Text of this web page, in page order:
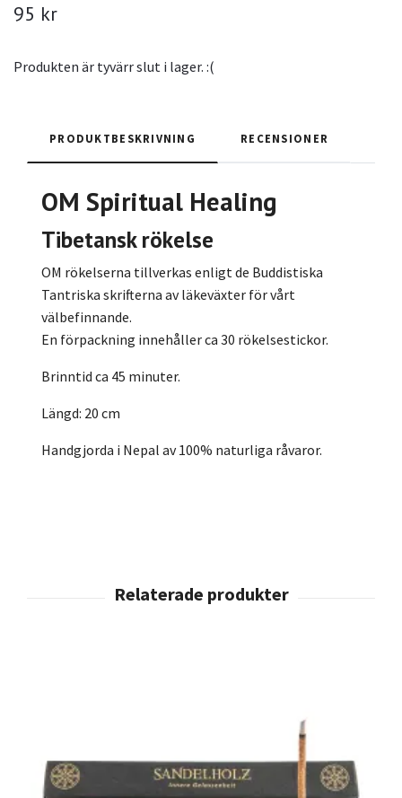
95 kr
Produkten är tyvärr slut i lager. :(
PRODUKTBESKRIVNING RECENSIONER
OM Spiritual Healing
Tibetansk rökelse
OM rökelserna tillverkas enligt de Buddistiska
Tantriska skrifterna av läkeväxter för vårt
välbefinnande.
En förpackning innehåller ca 30 rökelsestickor.
Brinntid ca 45 minuter.
Längd: 20 cm
Handgjorda i Nepal av 100% naturliga råvaror.